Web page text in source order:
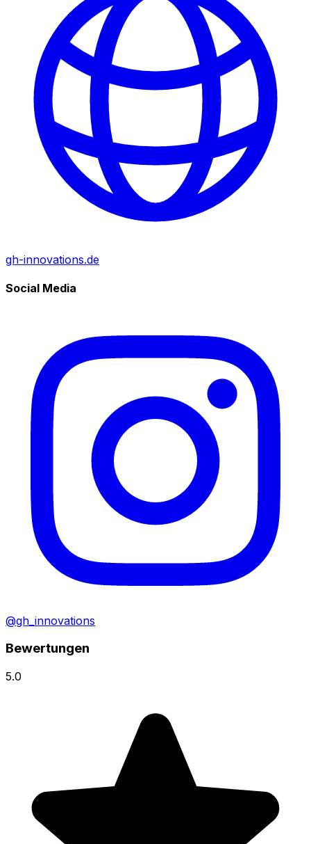
gh-innovations.de
Social Media
@gh_innovations
Bewertungen
5.0